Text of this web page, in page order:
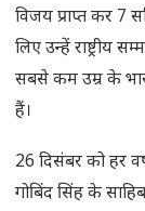
विजय प्राप्त कर 7
लिए उन्हें राष्ट्रीय
सबसे कम उम्र के
हैं।
26 दिसंबर को हर
गोबिंद सिंह के